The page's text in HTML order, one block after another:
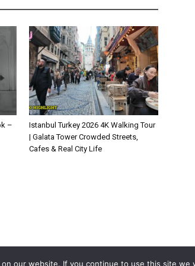
–
Istanbul Turkey 2026 4K Walking Tour
| Galata Tower Crowded Streets,
Cafes & Real City Life
our website. If you continue to use this site we